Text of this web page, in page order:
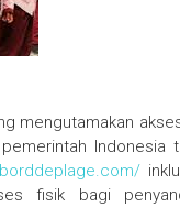
mengutamakan
fisik bagi